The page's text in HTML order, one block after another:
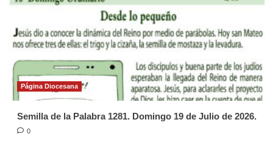
Página Diocesana
Semilla de la Palabra 1281. Domingo 19 de Julio de 2026.
0